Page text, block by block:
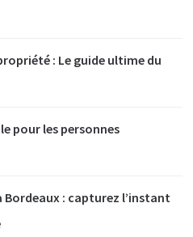
: Le guide ultime du
pour les personnes
Bordeaux : capturez l’instant